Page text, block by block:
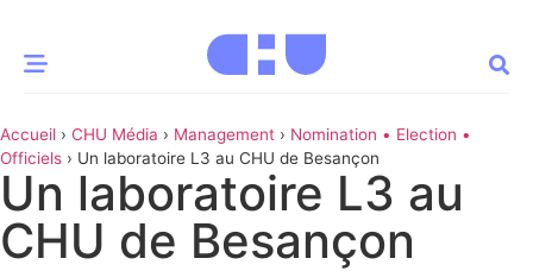
MOMENT
Innovation
& patrimoine Patient
Accueil › CHU Média › Management › Nomination • Election •
Officiels › Un laboratoire L3 au CHU de Besançon
Un laboratoire L3 au
CHU de Besançon